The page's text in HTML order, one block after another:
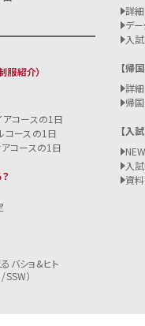
紹介）
コースの1日
コースの1日
コースの1日
バショ&ヒト
）
詳細
デー
入
帰
詳細
帰
入
入試
資